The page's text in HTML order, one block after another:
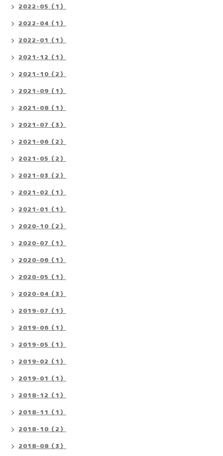
2022-05（1）
2022-04（1）
2022-01（1）
2021-12（1）
2021-10（2）
2021-09（1）
2021-08（1）
2021-07（3）
2021-06（2）
2021-05（2）
2021-03（2）
2021-02（1）
2021-01（1）
2020-10（2）
2020-07（1）
2020-06（1）
2020-05（1）
2020-04（3）
2019-07（1）
2019-06（1）
2019-05（1）
2019-02（1）
2019-01（1）
2018-12（1）
2018-11（1）
2018-10（2）
2018-08（3）